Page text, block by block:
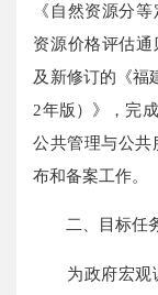
《自然资源分
资源价格评估通
及新修订的《福
2年版）》，完
公共管理与公共
布和备案工作。
二、目标任
为政府宏观调